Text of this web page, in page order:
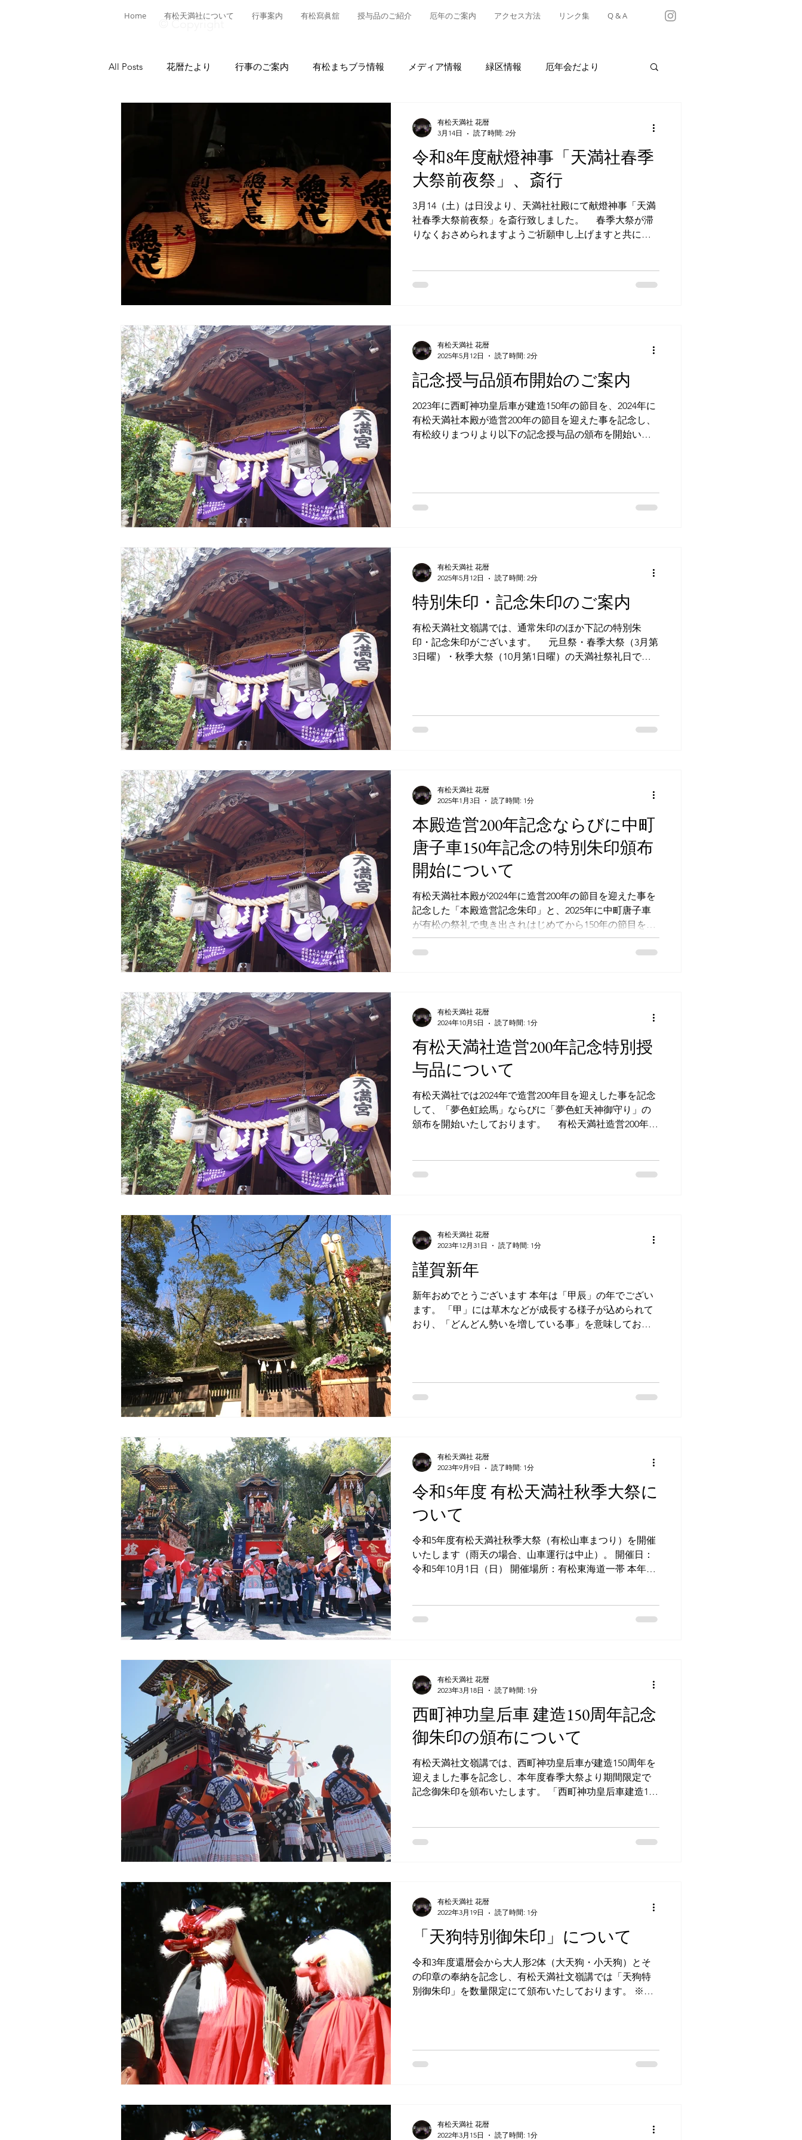
Home 有松天満社について 行事案内 有松寫眞舘 授与品のご紹介 厄年のご案内 アクセス方法 リンク集 Q & A
© Copyright
All Posts 花暦たより 行事のご案内 有松まちブラ情報 メディア情報 緑区情報 厄年会だより
有松の施設情報 有松の魅力発信 東町布袋車大幕復元新調事業 有松天満社年中行事
献燈神事 有松山車行事
令和8年度献燈神事「天満社春季
大祭前夜祭」、斎行
3月14（土）は日没より、天満社社殿にて献燈神事「天満
社春季大祭前夜祭」を斎行致しました。 春季大祭が滞
りなくおさめられますようご祈願申し上げますと共に、
います。 御祈祷奉仕では、健やかに、そして実りある1
授かり下さいませ。 また、当社での御神札の頒布は、
天満社御璽・学業成就大麻のほか、伊勢神宮御神符（神
宮大麻）・秋葉山御神符（火伏せの御神札）もお授かり
頂けます。 ≫ 御祈祷奉仕について ≫ 御神札の祀り方に
ついて +++春季大祭コラム公開中+++ 現在、春季大祭
コラムを特別公開中です。 当社の御祭神・菅原道真公
のお話を中心に、全5話を公開しております。 是非、「
有松天満社 花暦
3月14日
読了時間: 2分
記念授与品頒布開始のご案内
2023年に西町神功皇后車が建造150年の節目を、2024年に
有松天満社本殿が造営200年の節目を迎えた事を記念し、
有松絞りまつりより以下の記念授与品の頒布を開始いた
有松天満社 花暦
2025年5月12日
読了時間: 2分
特別朱印・記念朱印のご案内
有松天満社文嶺講では、通常朱印のほか下記の特別朱
印・記念朱印がございます。 元旦祭・春季大祭（3月第
3日曜）・秋季大祭（10月第1日曜）の天満社祭礼日での
有松天満社 花暦
2025年5月12日
読了時間: 2分
本殿造営200年記念ならびに中町
唐子車150年記念の特別朱印頒布
開始について
有松天満社本殿が2024年に造営200年の節目を迎えた事を
記念した「本殿造営記念朱印」と、2025年に中町唐子車
が有松の祭礼で曳き出されはじめてから150年の節目を迎
えた事を記念した「中町唐子車150年記念朱印」を令和7
年元旦祭より頒布開始いたしました。 「本殿造営200年
を後世へ継承するための基金として活用させていただき
ます。 有松天満社本殿造営200年記念朱印 中町唐子車150
年記念朱印 中町唐子車150年記念朱印（からくり人形）
関連記事： 有松天満社造営200年記念特別授与品について
/ 中町唐子車について
有松天満社 花暦
2025年1月3日
読了時間: 1分
有松天満社造営200年記念特別授
与品について
有松天満社では2024年で造営200年目を迎えした事を記念
して、「夢色虹絵馬」ならびに「夢色虹天神御守り」の
頒布を開始いたしております。 有松天満社造営200年記
有松天満社 花暦
2024年10月5日
読了時間: 1分
謹賀新年
新年おめでとうございます 本年は「甲辰」の年でござい
ます。 「甲」には草木などが成長する様子が込められて
おり、「どんどん勢いを増している事」を意味しており
有松天満社 花暦
2023年12月31日
読了時間: 1分
令和5年度 有松天満社秋季大祭に
ついて
令和5年度有松天満社秋季大祭（有松山車まつり）を開催
いたします（雨天の場合、山車運行は中止）。 開催日：
令和5年10月1日（日） 開催場所：有松東海道一帯 本年度
有松天満社 花暦
2023年9月9日
読了時間: 1分
西町神功皇后車 建造150周年記念
御朱印の頒布について
有松天満社文嶺講では、西町神功皇后車が建造150周年を
迎えました事を記念し、本年度春季大祭より期間限定で
記念御朱印を頒布いたします。 「西町神功皇后車建造150
有松天満社 花暦
2023年3月18日
読了時間: 1分
「天狗特別御朱印」について
令和3年度還暦会から大人形2体（大天狗・小天狗）とそ
の印章の奉納を記念し、有松天満社文嶺講では「天狗特
別御朱印」を数量限定にて頒布いたしております。 ※特
有松天満社 花暦
2022年3月19日
読了時間: 1分
有松天満社 花暦
2022年3月15日
読了時間: 1分